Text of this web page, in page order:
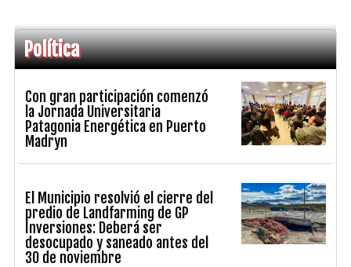
Política
Con gran participación comenzó
la Jornada Universitaria
Patagonia Energética en Puerto
Madryn
El Municipio resolvió el cierre del
predio de Landfarming de GP
Inversiones: Deberá ser
desocupado y saneado antes del
30 de noviembre